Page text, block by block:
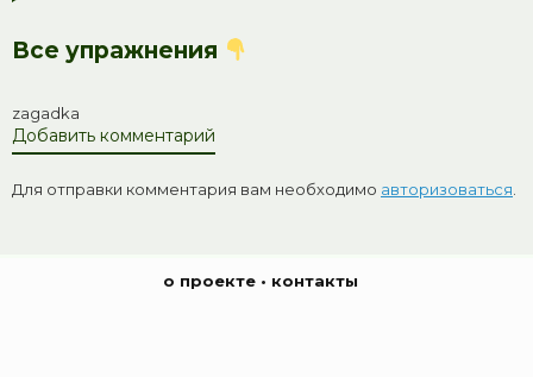
Все упражнения
zagadka
Добавить комментарий
Для отправки комментария вам необходимо авторизоваться
о проекте • контакты